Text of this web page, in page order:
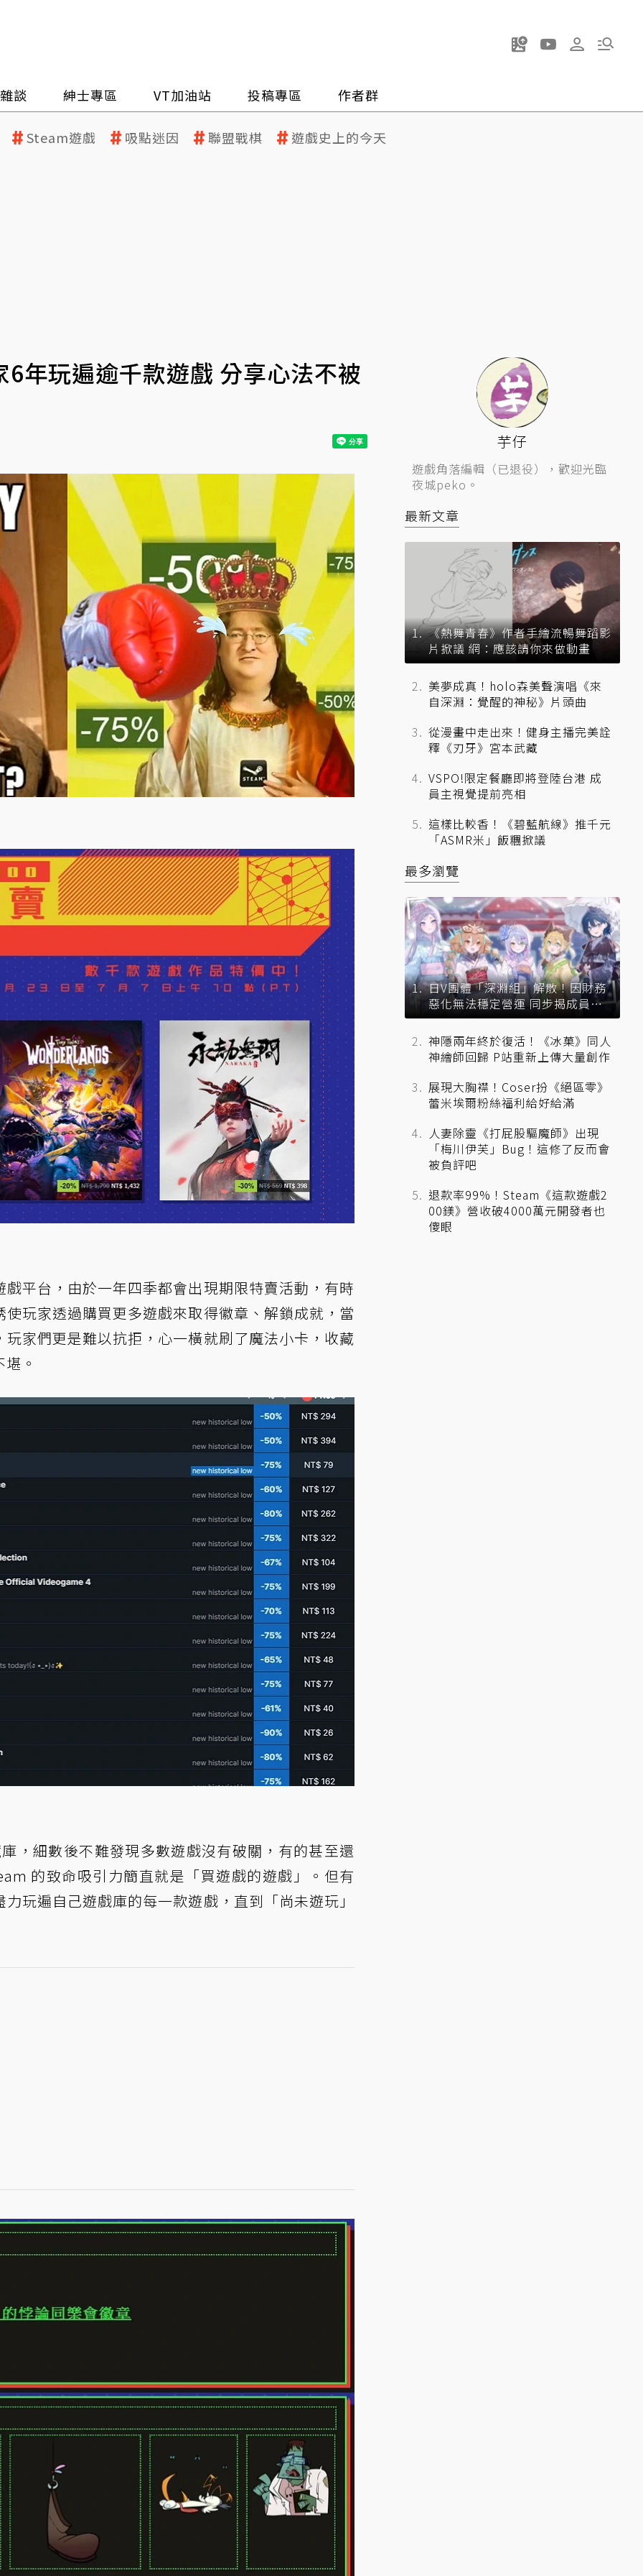
談 紳士專區 VT加油站 投稿專區 作者群
Steam遊戲 吸點迷因 聯盟戰棋 遊戲史上的今天
年玩遍逾千款遊戲 分享心法不被
平台，由於一年四季都會出現期限特賣活動，有時
玩家透過購買更多遊戲來取得徽章、解鎖成就，當
家們更是難以抗拒，心一橫就刷了魔法小卡，收藏
。
，細數後不難發現多數遊戲沒有破關，有的甚至還
的致命吸引力簡直就是「買遊戲的遊戲」。但有
力玩遍自己遊戲庫的每一款遊戲，直到「尚未遊玩」
芋仔
遊戲角落編輯（已退役），歡迎光臨
夜城peko。
最新文章
《熱舞青春》作者手繪流暢舞蹈影
片掀議 網：應該請你來做動畫
美夢成真！holo森美聲演唱《來
自深淵：覺醒的神秘》片頭曲
從漫畫中走出來！健身主播完美詮
釋《刃牙》宮本武藏
VSPO!限定餐廳即將登陸台港 成
員主視覺提前亮相
這樣比較香！《碧藍航線》推千元
「ASMR米」飯糰掀議
最多瀏覽
日V團體「深淵組」解散！因財務
惡化無法穩定營運 同步揭成員未
來去向
神隱兩年終於復活！《冰菓》同人
神繪師回歸 P站重新上傳大量創作
展現大胸襟！Coser扮《絕區零》
蕾米埃爾粉絲福利給好給滿
人妻除靈《打屁股驅魔師》出現
「梅川伊芙」Bug！這修了反而會
被負評吧
退款率99%！Steam《這款遊戲2
00鎂》營收破4000萬元開發者也
傻眼